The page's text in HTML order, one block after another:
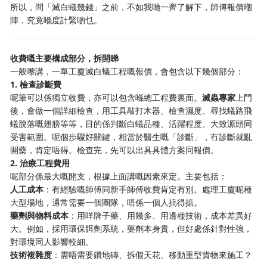
所以，問「滅白蟻幾錢」之前，不如我哋一齊了解下，師傅報價嗰
陣，究竟喺度計緊啲乜。
收費嘅主要構成部分，拆開睇
一般嚟講，一單工廈滅白蟻工程嘅報價，會包含以下幾個部分：
1. 檢查診斷費
呢筆可以係獨立收費，亦可以包含喺總工程費裏面。滅蟲專家上門
後，會做一個詳細檢查，用工具敲打木器、檢查濕度、尋找蟻路飛
蟻脫落嘅翅膀等等，目的係判斷白蟻品種、活躍程度、大致源頭同
受害範圍。呢個步驟好關鍵，相當於醫生嘅「診斷」，冇診斷就亂
開藥，肯定唔得。檢查完，先可以出具具體方案同報價。
2. 治療工程費用
呢部分係最大嘅開支，根據上面講嘅因素來定。主要包括：
人工成本 ：有經驗嘅師傅同新手師傅收費肯定有別。處理工廈呢種
大型場地，通常需要一個團隊，唔係一個人搞得掂。
藥劑與物料成本 ：用咩牌子藥、用幾多、用邊種技術，成本差異好
大。例如，採用環保餌劑系統，藥劑本身貴，但好處係針對性強，
對環境同人影響較細。
技術複雜度 ：需唔需要鑽地磚、拆假天花、移動重型貨物來施工？